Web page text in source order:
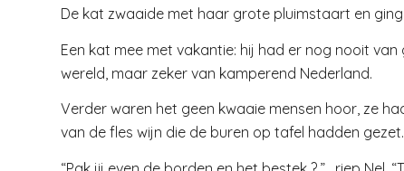
De kat zwaaide met haar grote pluimstaart en
Een kat mee met vakantie: hij had er nog nooit
wereld, maar zeker van kamperend Nederland.
Verder waren het geen kwaaie mensen hoor, ze
van de fles wijn die de buren op tafel hadden gezet.